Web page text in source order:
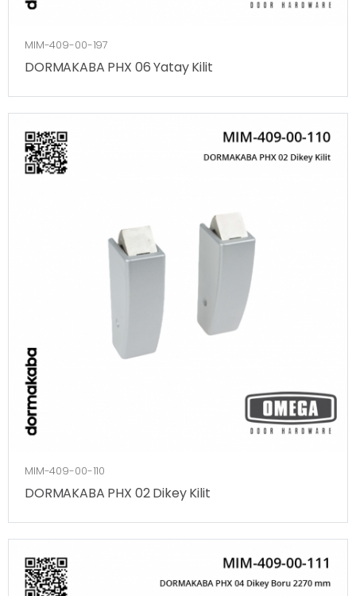
MIM-409-00-197
DORMAKABA PHX 06 Yatay Kilit
MIM-409-00-110
DORMAKABA PHX 02 Dikey Kilit